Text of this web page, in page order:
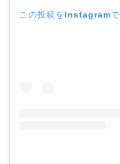
この投稿をInstagramで